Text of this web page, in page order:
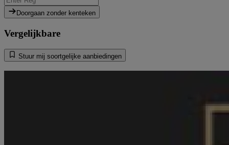
Doorgaan zonder kenteken
Vergelijkbare
Stuur mij soortgelijke aanbiedingen